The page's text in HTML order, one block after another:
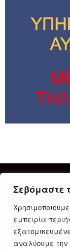
Σεβόμαστε
εμπειρία
αναλύουμε την